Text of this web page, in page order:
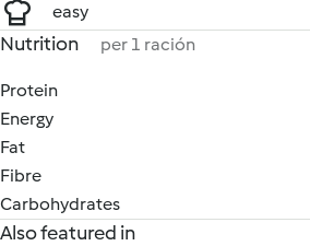
easy
Nutrition per 1 ración
Protein
Energy
Fat
Fibre
Carbohydrates
Also featured in